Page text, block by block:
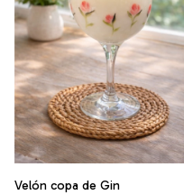
Velón copa de Gin